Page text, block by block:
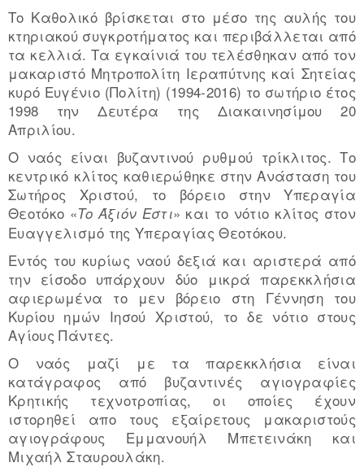
Το Καθολικό βρίσκεται στο μέσο της αυλής του
κτηριακού συγκροτήματος και περιβάλλεται από
τα κελλιά. Τα εγκαίνιά του τελέσθηκαν από τον
μακαριστό Μητροπολίτη Ιεραπύτνης καί Σητείας
κυρό Ευγένιο (Πολίτη) (1994-2016) το σωτήριο έτος
1998 την Δευτέρα της Διακαινησίμου 20
Απριλίου.
Ο ναός είναι βυζαντινού ρυθμού τρίκλιτος. Το
κεντρικό κλίτος καθιερώθηκε στην Ανάσταση του
Σωτήρος Χριστού, το βόρειο στην Υπεραγία
Θεοτόκο «Το Άξιόν Εστι» και το νότιο κλίτος στον
Ευαγγελισμό της Υπεραγίας Θεοτόκου.
Εντός του κυρίως ναού δεξιά και αριστερά από
την είσοδο υπάρχουν δύο μικρά παρεκκλήσια
αφιερωμένα το μεν βόρειο στη Γέννηση του
Κυρίου ημών Ιησού Χριστού, το δε νότιο στους
Αγίους Πάντες.
Ο ναός μαζί με τα παρεκκλήσια είναι
κατάγραφος από βυζαντινές αγιογραφίες
Κρητικής τεχνοτροπίας, οι οποίες έχουν
ιστορηθεί απο τους εξαίρετους μακαριστούς
αγιογράφους Εμμανουήλ Μπετεινάκη και
Μιχαήλ Σταυρουλάκη.